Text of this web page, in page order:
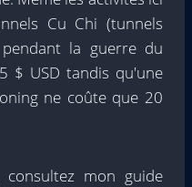
Cu Chi (tunnels
la guerre du
$ USD tandis qu'une
ne coûte que 20
mon guide